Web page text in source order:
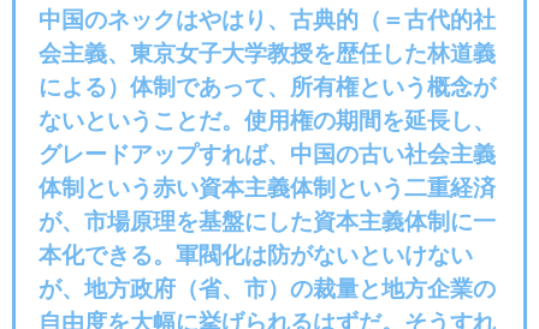
中国のネックはやはり、古典的（＝古代的社
会主義、東京女子大学教授を歴任した林道義
による）体制であって、所有権という概念が
ないということだ。使用権の期間を延長し、
グレードアップすれば、中国の古い社会主義
体制という赤い資本主義体制という二重経済
が、市場原理を基盤にした資本主義体制に一
本化できる。軍閥化は防がないといけない
が、地方政府（省、市）の裁量と地方企業の
自由度を大幅に挙げられるはずだ。そうすれ